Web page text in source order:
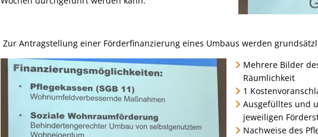
Zur Antragstellung einer Förderfinanzierung eines Umbaus werden
Mehrere Bilder
Räumlichkeit
1
Ausgefülltes und
jeweiligen
Nachweise des